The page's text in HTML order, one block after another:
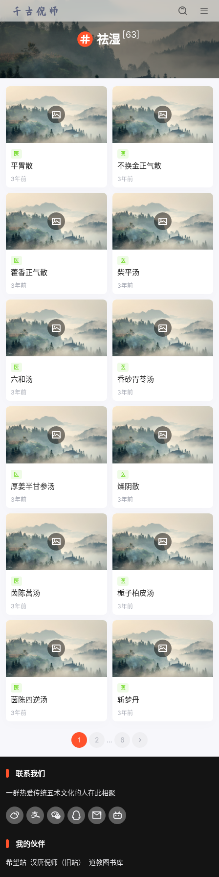
祛湿 [63]
医
平胃散
3年前
医
不换金正气散
3年前
医
藿香正气散
3年前
医
柴平汤
3年前
医
六和汤
3年前
医
香砂胃苓汤
3年前
医
厚姜半甘参汤
3年前
医
燥阴散
3年前
医
茵陈蒿汤
3年前
医
栀子柏皮汤
3年前
医
茵陈四逆汤
3年前
医
斩梦丹
3年前
航
1 2 … 6
联系我们
一群热爱传统五术文化的人在此相聚
我的伙伴
希望站 汉唐倪师（旧站） 道教图书库